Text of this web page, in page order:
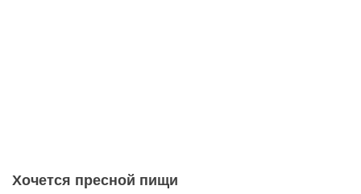
Хочется пресной пищи